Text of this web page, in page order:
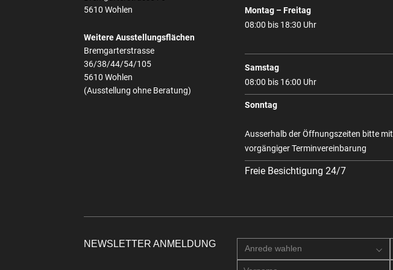
5610 Wohlen
Weitere Ausstellungsflächen
Bremgarterstrasse
36/38/44/54/105
5610 Wohlen
(Ausstellung ohne Beratung)
Montag – Freitag
08:00 bis 18:30 Uhr
Samstag
08:00 bis 16:00 Uhr
Sonntag
Ausserhalb der Öffnungszeiten bitte mit
vorgängiger Terminvereinbarung
Freie Besichtigung 24/7
NEWSLETTER ANMELDUNG Anrede wahlen